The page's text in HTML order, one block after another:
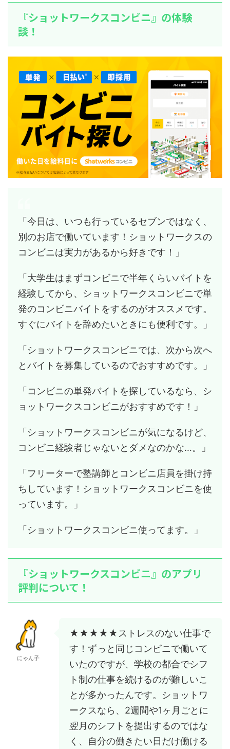
『ショットワークスコンビニ』の体験
談！
「今日は、いつも行っているセブンではなく、
別のお店で働いています！ショットワークスの
コンビニは実力があるから好きです！」
「大学生はまずコンビニで半年くらいバイトを
経験してから、ショットワークスコンビニで単
発のコンビニバイトをするのがオススメです。
すぐにバイトを辞めたいときにも便利です。」
「ショットワークスコンビニでは、次から次へ
とバイトを募集しているのでおすすめです。」
「コンビニの単発バイトを探しているなら、シ
ョットワークスコンビニがおすすめです！」
「ショットワークスコンビニが気になるけど、
コンビニ経験者じゃないとダメなのかな…。」
「フリーターで塾講師とコンビニ店員を掛け持
ちしています！ショットワークスコンビニを使
っています。」
「ショットワークスコンビニ使ってます。」
『ショットワークスコンビニ』のアプリ
評判について！
にゃん子
★★★★★ストレスのない仕事で
す！ずっと同じコンビニで働いて
いたのですが、学校の都合でシフ
ト制の仕事を続けるのが難しいこ
とが多かったんです。ショットワ
ークスなら、2週間や1ヶ月ごとに
翌月のシフトを提出するのではな
く、自分の働きたい日だけ働ける